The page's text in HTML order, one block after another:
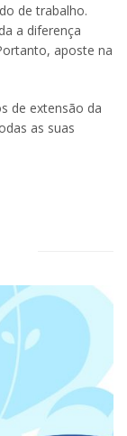
de trabalho.
a diferença
aposte na
de extensão da
as suas